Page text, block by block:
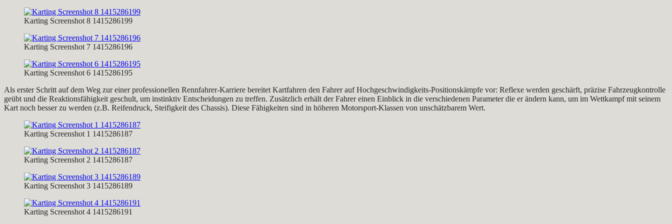
Karting Screenshot 8 1415286199
Karting Screenshot 7 1415286196
Karting Screenshot 6 1415286195
Als erster Schritt auf dem Weg zur einer professionellen Rennfahrer-Karriere bereitet Kartfahren den Fahrer auf Hochgeschwindigkeits-Positionskämpfe vor: Reflexe werden geschärft, präzise Fahrzeugkontrolle
geübt und die Reaktionsfähigkeit geschult, um instinktiv Entscheidungen zu treffen. Zusätzlich erhält der Fahrer einen Einblick in die verschiedenen Parameter die er ändern kann, um im Wettkampf mit seinem
Kart noch besser zu werden (z.B. Reifendruck, Steifigkeit des Chassis). Diese Fähigkeiten sind in höheren Motorsport-Klassen von unschätzbarem Wert.
Karting Screenshot 1 1415286187
Karting Screenshot 2 1415286187
Karting Screenshot 3 1415286189
Karting Screenshot 4 1415286191